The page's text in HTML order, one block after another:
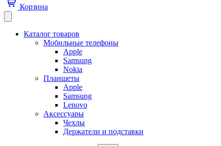
Корзина
Каталог товаров
Мобильные телефоны
Apple
Samsung
Nokia
Планшеты
Apple
Samsung
Lenovo
Аксессуары
Чехлы
Держатели и подставки